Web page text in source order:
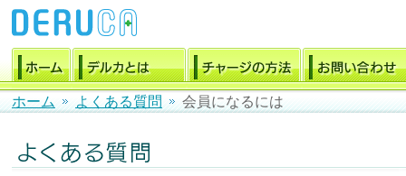
ホーム よくある質問 会員になるには